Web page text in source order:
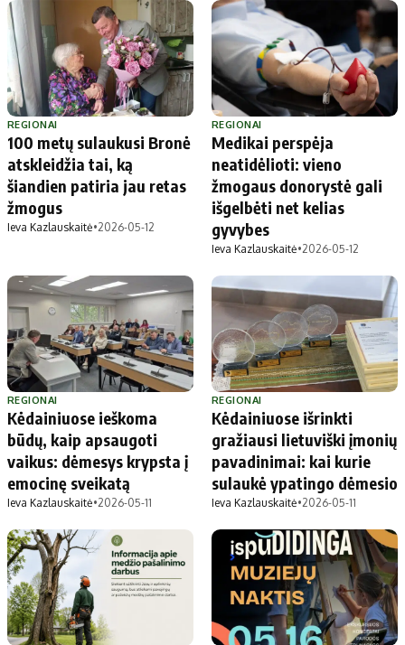
REGIONAI
100 metų sulaukusi Bronė
atskleidžia tai, ką
šiandien patiria jau retas
žmogus
Ieva Kazlauskaitė•2026-05-12
REGIONAI
Medikai perspėja
neatidėlioti: vieno
žmogaus donorystė gali
išgelbėti net kelias
gyvybes
Ieva Kazlauskaitė•2026-05-12
REGIONAI
Kėdainiuose ieškoma
būdų, kaip apsaugoti
vaikus: dėmesys krypsta į
emocinę sveikatą
Ieva Kazlauskaitė•2026-05-11
REGIONAI
Kėdainiuose išrinkti
gražiausi lietuviški įmonių
pavadinimai: kai kurie
sulaukė ypatingo dėmesio
Ieva Kazlauskaitė•2026-05-11